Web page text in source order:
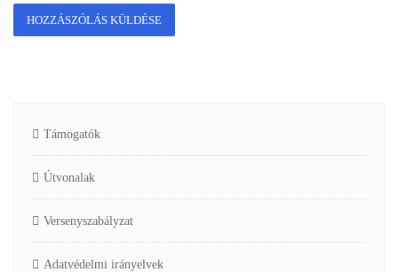
Támogatók
Útvonalak
Versenyszabályzat
Adatvédelmi irányelvek